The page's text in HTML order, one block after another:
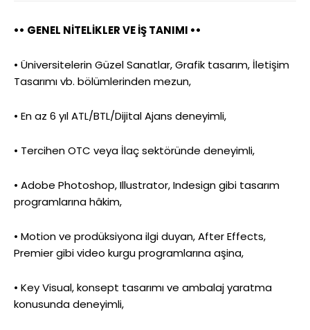
•• GENEL NİTELİKLER VE İŞ TANIMI ••
• Üniversitelerin Güzel Sanatlar, Grafik tasarım, İletişim
Tasarımı vb. bölümlerinden mezun,
• En az 6 yıl ATL/BTL/Dijital Ajans deneyimli,
• Tercihen OTC veya İlaç sektöründe deneyimli,
• Adobe Photoshop, Illustrator, Indesign gibi tasarım
programlarına hâkim,
• Motion ve prodüksiyona ilgi duyan, After Effects,
Premier gibi video kurgu programlarına aşina,
• Key Visual, konsept tasarımı ve ambalaj yaratma
konusunda deneyimli,